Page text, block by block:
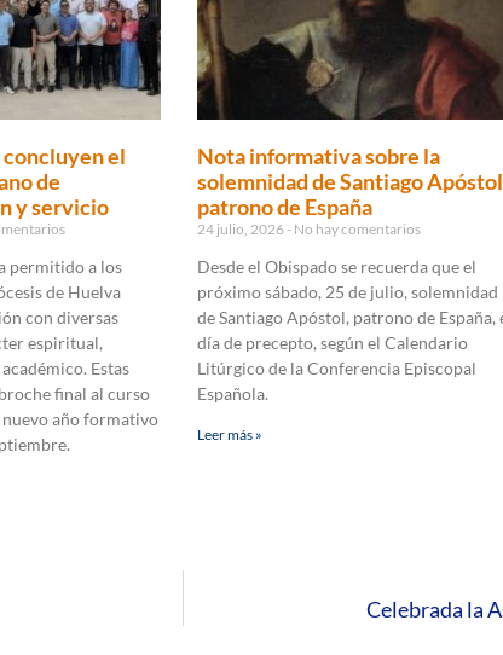
concluyen el
de
y servicio
permitido a los
de Huelva
con diversas
espiritual,
Estas
final al curso
año formativo
Nota informativa sobre la
solemnidad de Santiago
patrono de España
24 julio, 2026 No hay comentarios
Desde el Obispado se recuerda que el
próximo sábado, 25 de julio, solemnidad
de Santiago Apóstol, patrono de España,
día de precepto, según el Calendario
Litúrgico de la Conferencia Episcopal
Española.
Leer más »
Celebrada la